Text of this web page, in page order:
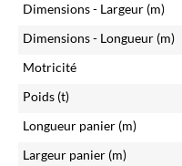
Dimensions - Largeur (m)
Dimensions - Longueur (m)
Motricité
Poids (t)
Longueur panier (m)
Largeur panier (m)